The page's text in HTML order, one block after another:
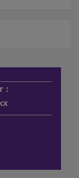
: